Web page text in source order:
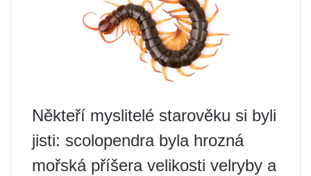
Někteří myslitelé starověku si byli
jisti: scolopendra byla hrozná
mořská příšera velikosti velryby a